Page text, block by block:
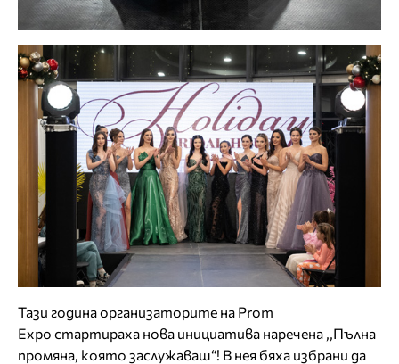
Тази година организаторите на Prom
Expo стартираха нова инициатива наречена ,,Пълна
промяна, която заслужаваш“! В нея бяха избрани да